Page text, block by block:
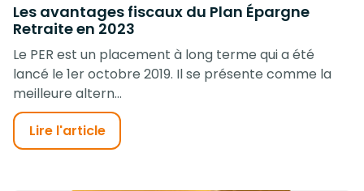
Les avantages fiscaux du Plan Épargne
Retraite en 2023
Le PER est un placement à long terme qui a été
lancé le 1er octobre 2019. Il se présente comme la
meilleure altern...
Lire l'article